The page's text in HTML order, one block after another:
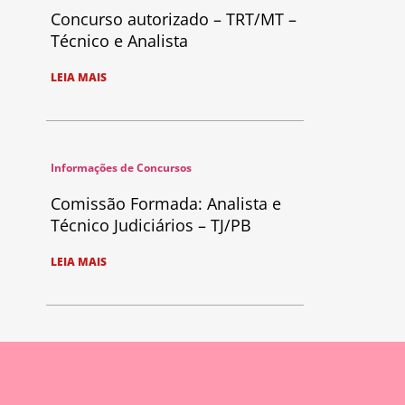
Concurso autorizado – TRT/MT –
Técnico e Analista
LEIA MAIS
Informações de Concursos
Comissão Formada: Analista e
Técnico Judiciários – TJ/PB
LEIA MAIS